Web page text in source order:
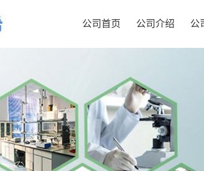
公司首页 公司介绍 公